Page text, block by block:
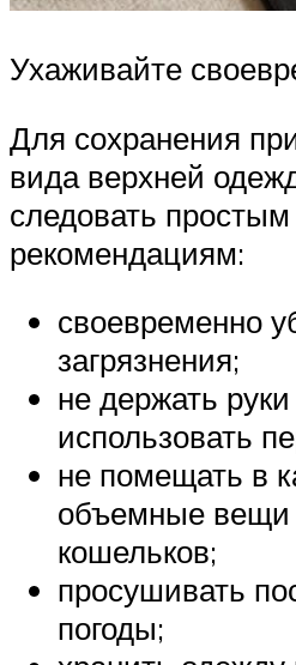
Ухаживайте
Для сохранения
вида верхней
следовать простым
рекомендациям:
своевременно
загрязнения;
не держать
использовать
не помещать в
объемные вещи
кошельков;
просушивать
погоды;